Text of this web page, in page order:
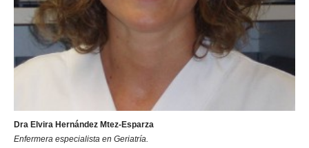
Dra Elvira Hernández Mtez-Esparza
Enfermera especialista en Geriatría.